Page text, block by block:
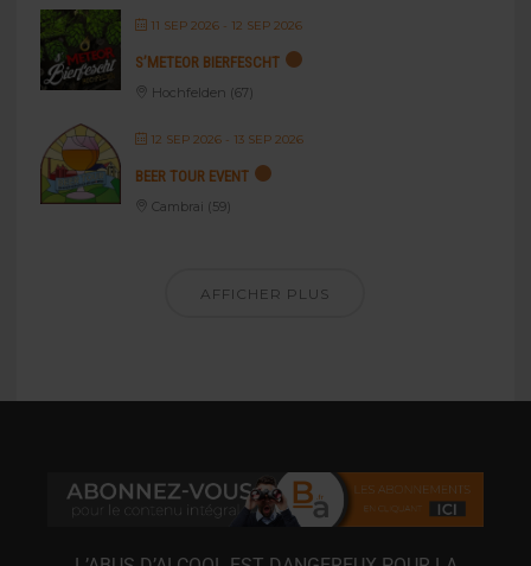
11 SEP 2026- 12 SEP 2026
S’METEOR BIERFESCHT
Hochfelden (67)
12 SEP 2026- 13 SEP 2026
BEER TOUR EVENT
Cambrai (59)
AFFICHER PLUS